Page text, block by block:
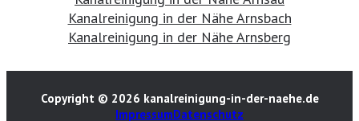
Kanalreinigung in der Nähe Arnsbach
Kanalreinigung in der Nähe Arnsberg
Copyright © 2026 kanalreinigung-in-der-naehe.de
ImpressumDatenschutz